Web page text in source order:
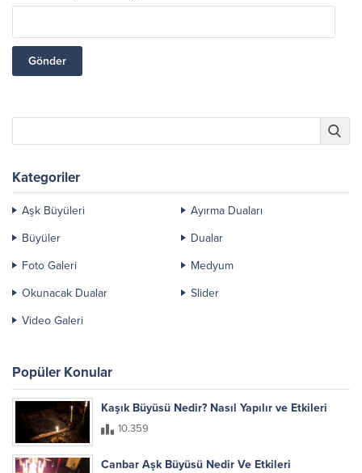
Kategoriler
Aşk Büyüleri
Ayırma Duaları
Büyüler
Dualar
Foto Galeri
Medyum
Okunacak Dualar
Slider
Video Galeri
Popüler Konular
Kaşık Büyüsü Nedir? Nasıl Yapılır ve Etkileri
10.359
Canbar Aşk Büyüsü Nedir Ve Etkileri